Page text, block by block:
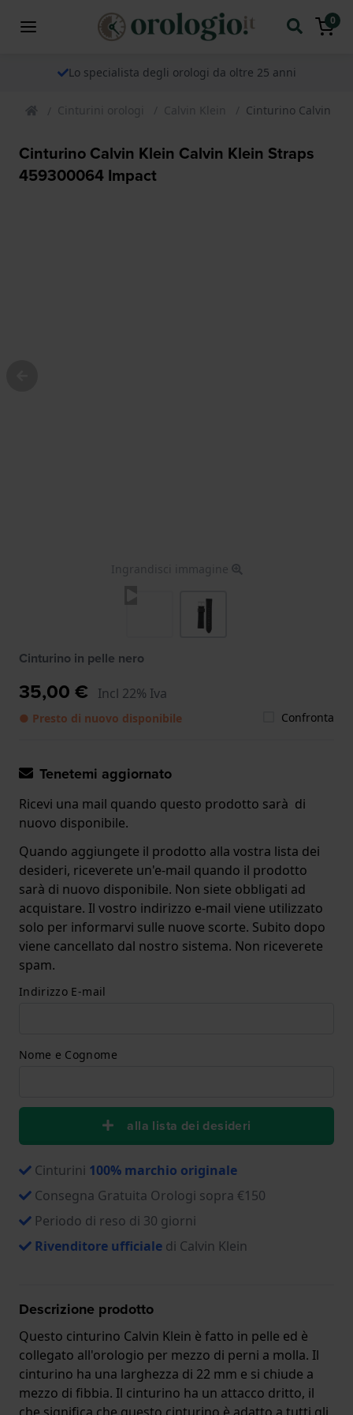
0
Lo specialista degli orologi da oltre 25 anni
Cinturini orologi Calvin Klein Cinturino Calvin
Cinturino Calvin Klein Calvin Klein Straps
459300064 Impact
Ingrandisci immagine
Cinturino in pelle nero
35,00 € Incl 22% Iva
● Presto di nuovo disponibile Confronta
Tenetemi aggiornato
Ricevi una mail quando questo prodotto sarà di
nuovo disponibile.
Quando aggiungete il prodotto alla vostra lista dei
desideri, riceverete un'e-mail quando il prodotto
sarà di nuovo disponibile. Non siete obbligati ad
acquistare. Il vostro indirizzo e-mail viene utilizzato
solo per informarvi sulle nuove scorte. Subito dopo
viene cancellato dal nostro sistema. Non riceverete
spam.
Indirizzo E-mail
Nome e Cognome
alla lista dei desideri
Cinturini 100% marchio originale
Consegna Gratuita Orologi sopra €150
Periodo di reso di 30 giorni
Rivenditore ufficiale di Calvin Klein
Descrizione prodotto
Questo cinturino Calvin Klein è fatto in pelle ed è
collegato all'orologio per mezzo di perni a molla. Il
cinturino ha una larghezza di 22 mm e si chiude a
mezzo di fibbia. Il cinturino ha un attacco dritto, il